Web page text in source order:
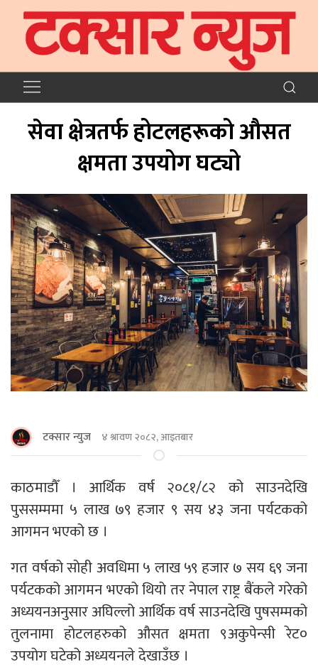
सेवा क्षेत्रतर्फ होटलहरूको औसत
क्षमता उपयोग घट्यो
टक्सार न्युज ४ श्रावण २०८२, आइतबार
काठमाडाैँ । आर्थिक वर्ष २०८१/८२ को साउनदेखि
पुससम्ममा ५ लाख ७९ हजार ९ सय ४३ जना पर्यटकको
आगमन भएको छ ।
गत वर्षको सोही अवधिमा ५ लाख ५९ हजार ७ सय ६९ जना
पर्यटकको आगमन भएको थियो तर नेपाल राष्ट्र बैंकले गरेको
अध्ययनअनुसार अघिल्लो आर्थिक वर्ष साउनदेखि पुषसम्मको
तुलनामा होटलहरुको औसत क्षमता ९अकुपेन्सी रेट०
उपयोग घटेको अध्ययनले देखाउँछ ।